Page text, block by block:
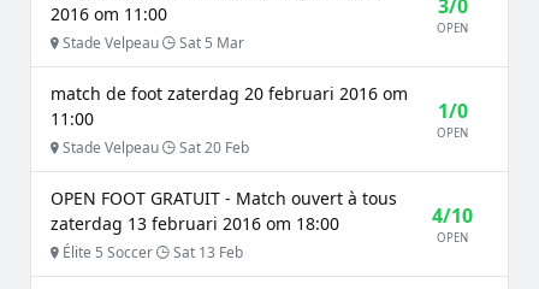
2016 om 11:00
Stade Velpeau Sat 5 Mar
3/0
OPEN
match de foot zaterdag 20 februari 2016 om
11:00
Stade Velpeau Sat 20 Feb
1/0
OPEN
OPEN FOOT GRATUIT - Match ouvert à tous
zaterdag 13 februari 2016 om 18:00
Élite 5 Soccer Sat 13 Feb
4/10
OPEN